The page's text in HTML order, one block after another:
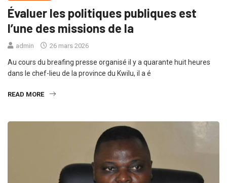
Évaluer les politiques publiques est
l’une des missions de la
admin 26 mars 2026
Au cours du breafing presse organisé il y a quarante huit heures
dans le chef-lieu de la province du Kwilu, il a é
READ MORE